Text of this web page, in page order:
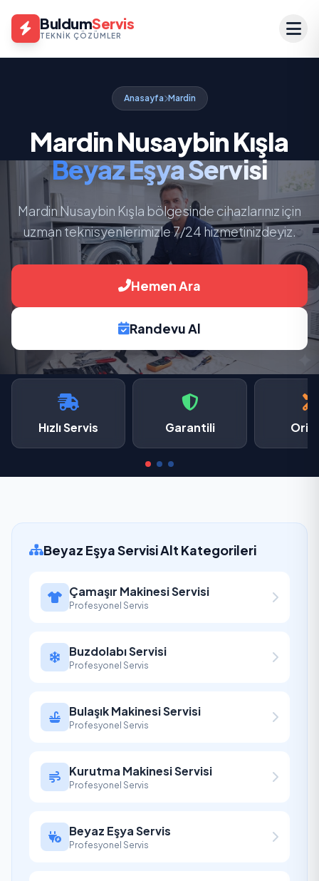
BuldumServis
TEKNIK ÇÖZÜMLER
Anasayfa Mardin
Mardin Nusaybin Kışla
Beyaz Eşya Servisi
Mardin Nusaybin Kışla bölgesinde cihazlarınız için
uzman teknisyenlerimizle 7/24 hizmetinizdeyiz.
Hemen Ara
Randevu Al
Hızlı Servis Garantili
Beyaz Eşya Servisi Alt Kategorileri
Çamaşır Makinesi Servisi
Profesyonel Servis
Buzdolabı Servisi
Profesyonel Servis
Bulaşık Makinesi Servisi
Profesyonel Servis
Kurutma Makinesi Servisi
Profesyonel Servis
Beyaz Eşya Servis
Profesyonel Servis